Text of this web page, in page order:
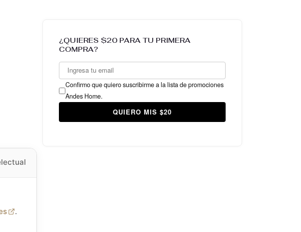
¿QUIERES $20 PARA TU PRIMERA
COMPRA?
Confirmo que quiero suscribirme a la lista de promociones
Andes Home.
QUIERO MIS $20
.